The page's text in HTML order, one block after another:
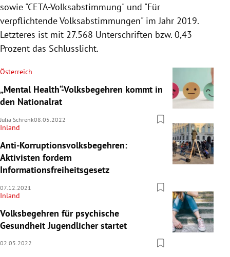
sowie "CETA-Volksabstimmung" und "Für
verpflichtende Volksabstimmungen" im Jahr 2019.
Letzteres ist mit 27.568 Unterschriften bzw. 0,43
Prozent das Schlusslicht.
Österreich
„Mental Health“-Volksbegehren kommt in
den Nationalrat
Julia Schrenk08.05.2022
Inland
Anti-Korruptionsvolksbegehren:
Aktivisten fordern
Informationsfreiheitsgesetz
07.12.2021
Inland
Volksbegehren für psychische
Gesundheit Jugendlicher startet
02.05.2022